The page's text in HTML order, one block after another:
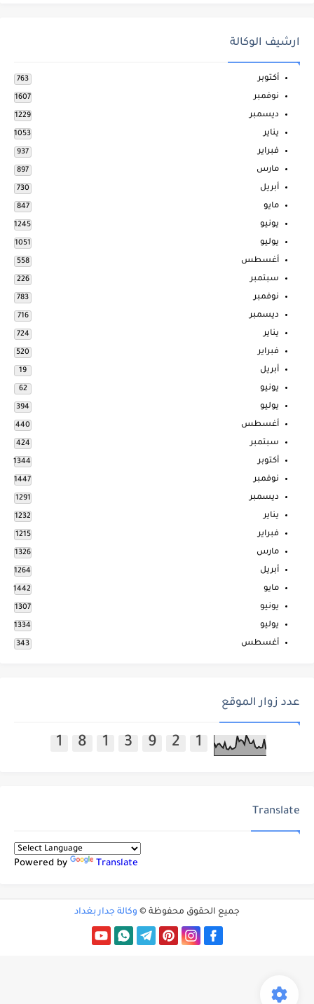
ارشيف الوكالة
أكتوبر 763
نوفمبر 1607
ديسمبر 1229
يناير 1053
فبراير 937
مارس 897
أبريل 730
مايو 847
يونيو 1245
يوليو 1051
أغسطس 558
سبتمبر 226
نوفمبر 783
ديسمبر 716
يناير 724
فبراير 520
أبريل 19
يونيو 62
يوليو 394
أغسطس 440
سبتمبر 424
أكتوبر 1344
نوفمبر 1447
ديسمبر 1291
يناير 1232
فبراير 1215
مارس 1326
أبريل 1264
مايو 1442
يونيو 1307
يوليو 1334
أغسطس 343
عدد زوار الموقع
1 8 1 3 9 2 1
Translate
Powered by Translate
جميع الحقوق محفوظة © وكالة جدار بغداد